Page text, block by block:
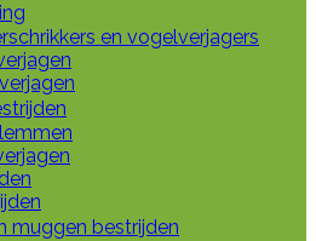
en vogelverjagers
muggen bestrijden